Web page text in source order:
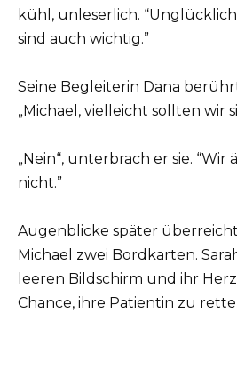
kühl, unleserlich.
sind auch wichtig.”
Seine Begleiterin Dana
„Michael, vielleicht sollten wir
„Nein“, unterbrach er sie. “Wir
nicht.”
Augenblicke später
Michael zwei Bordkarten.
leeren Bildschirm und ihr Herz
Chance, ihre Patientin zu